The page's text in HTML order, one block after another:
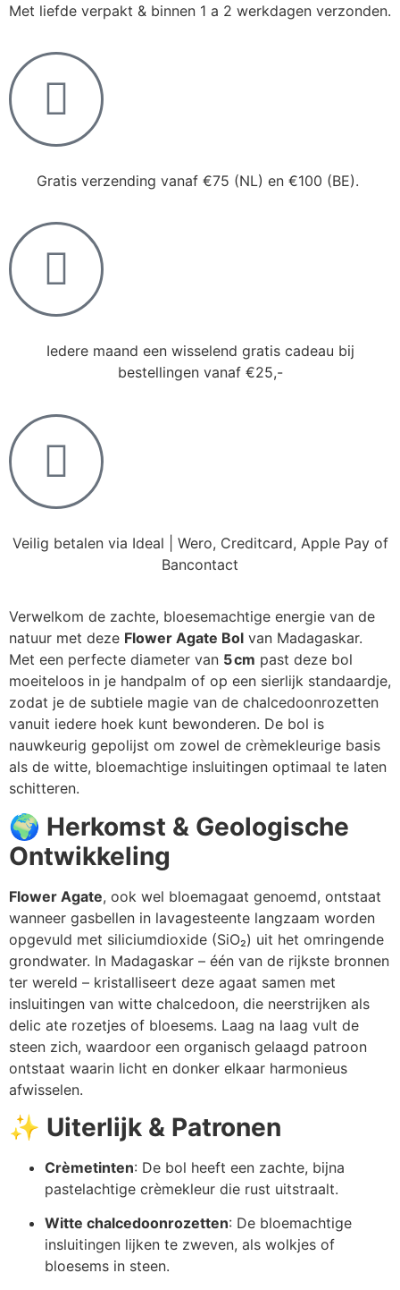
Met liefde verpakt & binnen 1 a 2 werkdagen verzonden.
Gratis verzending vanaf €75 (NL) en €100 (BE).
Iedere maand een wisselend gratis cadeau bij
bestellingen vanaf €25,-
Veilig betalen via Ideal | Wero, Creditcard, Apple Pay of
Bancontact
Verwelkom de zachte, bloesemachtige energie van de
natuur met deze Flower Agate Bol van Madagaskar.
Met een perfecte diameter van 5 cm past deze bol
moeiteloos in je handpalm of op een sierlijk standaardje,
zodat je de subtiele magie van de chalcedoonrozetten
vanuit iedere hoek kunt bewonderen. De bol is
nauwkeurig gepolijst om zowel de crèmekleurige basis
als de witte, bloemachtige insluitingen optimaal te laten
schitteren.
🌍 Herkomst & Geologische
Ontwikkeling
Flower Agate, ook wel bloemagaat genoemd, ontstaat
wanneer gasbellen in lavagesteente langzaam worden
opgevuld met siliciumdioxide (SiO₂) uit het omringende
grondwater. In Madagaskar – één van de rijkste bronnen
ter wereld – kristalliseert deze agaat samen met
insluitingen van witte chalcedoon, die neerstrijken als
delic ate rozetjes of bloesems. Laag na laag vult de
steen zich, waardoor een organisch gelaagd patroon
ontstaat waarin licht en donker elkaar harmonieus
afwisselen.
✨ Uiterlijk & Patronen
Crèmetinten: De bol heeft een zachte, bijna
pastelachtige crèmekleur die rust uitstraalt.
Witte chalcedoonrozetten: De bloemachtige
insluitingen lijken te zweven, als wolkjes of
bloesems in steen.